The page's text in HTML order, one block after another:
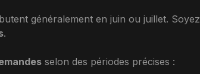
généralement en juin ou juillet. Soyez
.
selon des périodes précises :